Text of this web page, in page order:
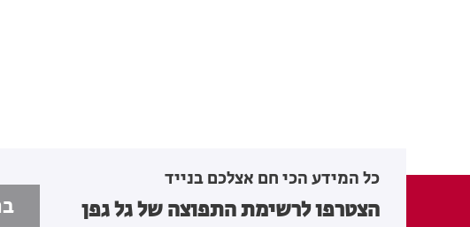
כל המידע הכי חם אצלכם בנייד
הצטרפו לרשימת התפוצה של גל גפן